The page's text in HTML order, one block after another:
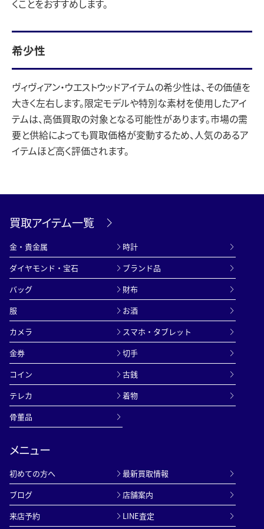
くことをおすすめします。
希少性
ヴィヴィアン・ウエストウッドアイテムの希少性は、その価値を
大きく左右します。限定モデルや特別な素材を使用したアイ
テムは、高価買取の対象となる可能性があります。市場の需
要と供給によっても買取価格が変動するため、人気のあるア
イテムほど高く評価されます。
買取アイテム一覧
金・貴金属
時計
ダイヤモンド・宝石
ブランド品
バッグ
財布
服
お酒
カメラ
スマホ・タブレット
金券
切手
コイン
古銭
テレカ
着物
骨董品
メニュー
初めての方へ
最新買取情報
ブログ
店舗案内
来店予約
LINE査定